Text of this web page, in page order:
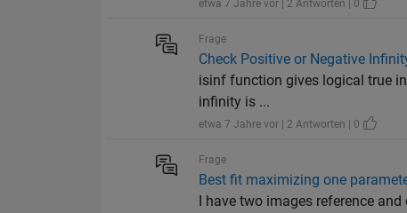
etwa 7 Jahre vor | 2 Antworten | 0
Frage
Check Positive or Negative
isinf function gives logical true
infinity is ...
etwa 7 Jahre vor | 2 Antworten | 0
Frage
Best fit maximizing one
I have two images reference